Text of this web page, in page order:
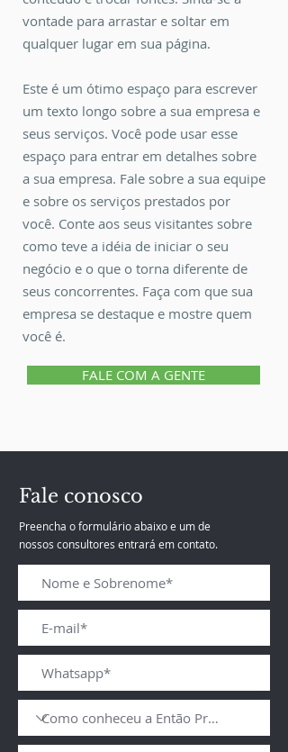
vontade para arrastar e soltar em
qualquer lugar em sua página.
Este é um ótimo espaço para escrever
um texto longo sobre a sua empresa e
seus serviços. Você pode usar esse
espaço para entrar em detalhes sobre
a sua empresa. Fale sobre a sua equipe
e sobre os serviços prestados por
você. Conte aos seus visitantes sobre
como teve a idéia de iniciar o seu
negócio e o que o torna diferente de
seus concorrentes. Faça com que sua
empresa se destaque e mostre quem
você é.
FALE COM A GENTE
Fale conosco
Preencha o formulário abaixo e um de
nossos consultores entrará em contato.